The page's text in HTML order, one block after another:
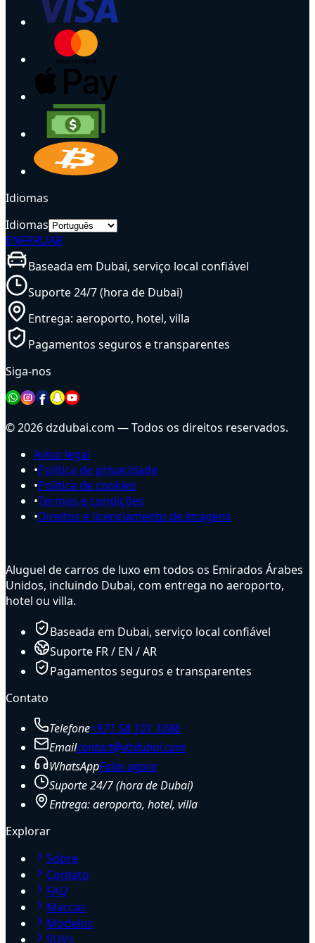
Idiomas
Idiomas
ENFRRUAR
Baseada em Dubai, serviço local confiável
Suporte 24/7 (hora de Dubai)
Entrega: aeroporto, hotel, villa
Pagamentos seguros e transparentes
Siga-nos
© 2026 dzdubai.com — Todos os direitos reservados.
Aviso legal
•Política de privacidade
•Política de cookies
•Termos e condições
•Direitos e licenciamento de imagens
Aluguel de carros de luxo em todos os Emirados Árabes
Unidos, incluindo Dubai, com entrega no aeroporto,
hotel ou villa.
Baseada em Dubai, serviço local confiável
Suporte FR / EN / AR
Pagamentos seguros e transparentes
Contato
Telefone+971 58 101 1086
Emailcontact@dzdubai.com
WhatsAppFalar agora
Suporte 24/7 (hora de Dubai)
Entrega: aeroporto, hotel, villa
Explorar
Sobre
Contato
FAQ
Marcas
Modelos
SUVs